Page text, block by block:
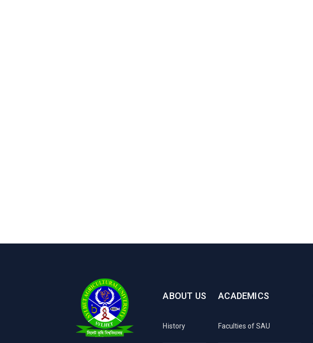
ABOUT US
History
ACADEMICS
Faculties of SAU